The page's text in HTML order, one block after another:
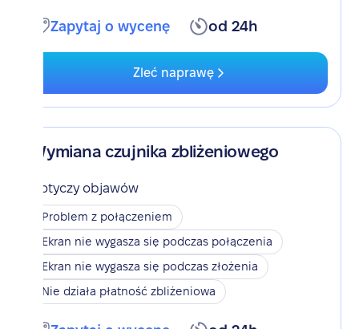
Zapytaj o wycenę od 24h
Zleć naprawę
Wymiana czujnika zbliżeniowego
Dotyczy objawów
Problem z połączeniem
Ekran nie wygasza się podczas połączenia
Ekran nie wygasza się podczas złożenia
Nie działa płatność zbliżeniowa